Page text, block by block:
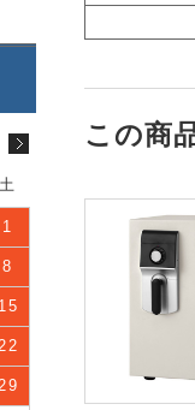
この商
土
1
8
15